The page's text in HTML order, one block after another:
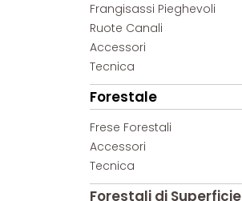
Frangisassi Pieghevoli
Ruote Canali
Accessori
Tecnica
Forestale
Frese Forestali
Accessori
Tecnica
Forestali di Superficie